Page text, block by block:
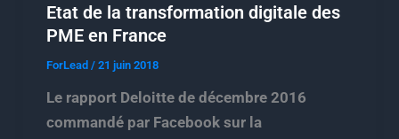
Etat de la transformation digitale des
PME en France
ForLead / 21 juin 2018
Le rapport Deloitte de décembre 2016
commandé par Facebook sur la